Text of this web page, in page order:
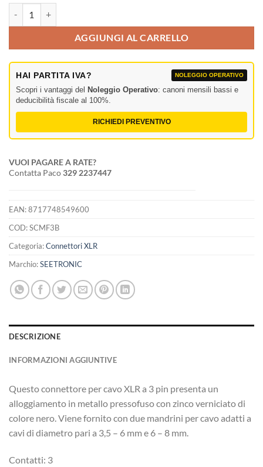
AGGIUNGI AL CARRELLO
HAI PARTITA IVA? NOLEGGIO OPERATIVO
Scopri i vantaggi del Noleggio Operativo: canoni mensili bassi e
deducibilità fiscale al 100%.
RICHIEDI PREVENTIVO
VUOI PAGARE A RATE?
Contatta Paco329 2237447
EAN:8717748549600
COD:SCMF3B
Categoria:Connettori XLR
Marchio:SEETRONIC
DESCRIZIONE
INFORMAZIONI AGGIUNTIVE
Questo connettore per cavo XLR a 3 pin presenta un
alloggiamento in metallo pressofuso con zinco verniciato di
colore nero. Viene fornito con due mandrini per cavo adatti a
cavi di diametro pari a 3,5 – 6 mm e 6 – 8 mm.
Contatti: 3